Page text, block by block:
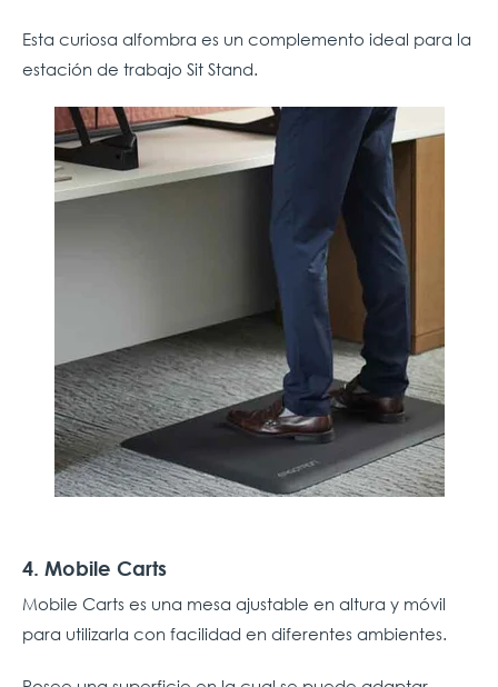
Esta curiosa alfombra es un complemento ideal para la
estación de trabajo Sit Stand.
4. Mobile Carts
Mobile Carts es una mesa ajustable en altura y móvil
para utilizarla con facilidad en diferentes ambientes.